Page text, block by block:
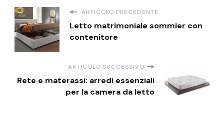
ARTICOLO PRECEDENTE
Letto matrimoniale sommier con
contenitore
ARTICOLO SUCCESSIVO
Rete e materassi: arredi essenziali
per la camera da letto